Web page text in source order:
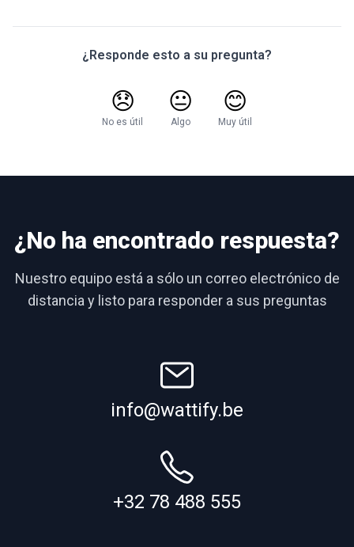
¿Responde esto a su pregunta?
😞
No es útil
😐
Algo
😊
Muy útil
¿No ha encontrado respuesta?
Nuestro equipo está a sólo un correo electrónico de
distancia y listo para responder a sus preguntas
info@wattify.be
+32 78 488 555